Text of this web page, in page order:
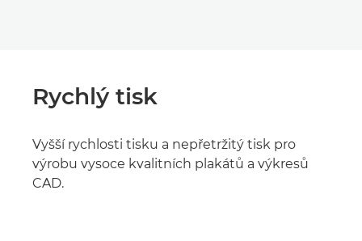
Rychlý tisk
Vyšší rychlosti tisku a nepřetržitý tisk pro
výrobu vysoce kvalitních plakátů a výkresů
CAD.